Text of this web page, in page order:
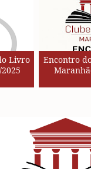
Livro
Encontro